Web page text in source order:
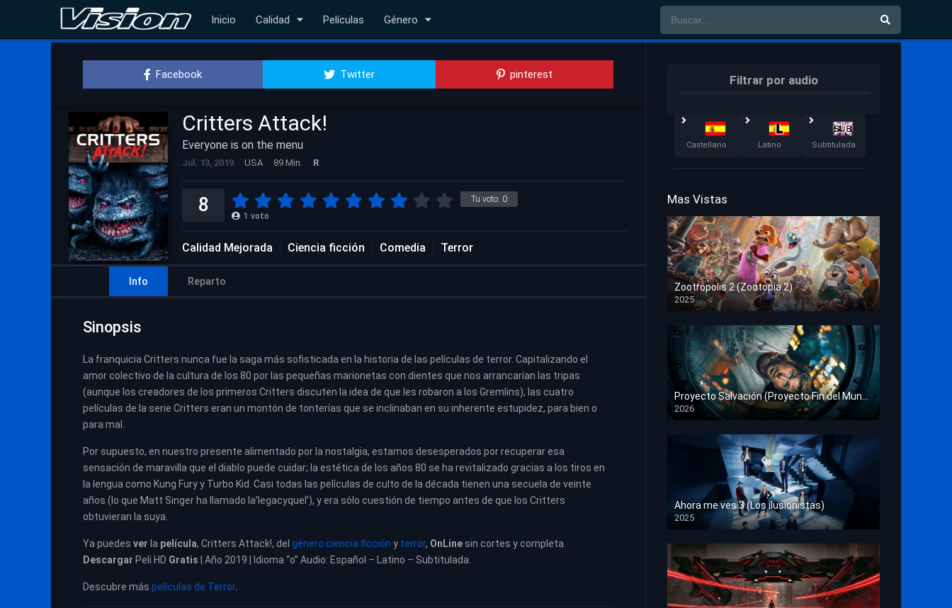
Inicio Calidad Películas Género
Facebook Twitter pinterest
Critters Attack!
Everyone is on the menu
Jul. 13, 2019 USA 89 Min. R
Tu voto: 0
8 1 voto
Calidad Mejorada Ciencia ficción Comedia Terror
Info Reparto
Sinopsis
La franquicia Critters nunca fue la saga más sofisticada en la historia de las películas de terror. Capitalizando el
amor colectivo de la cultura de los 80 por las pequeñas marionetas con dientes que nos arrancarían las tripas
(aunque los creadores de los primeros Critters discuten la idea de que les robaron a los Gremlins), las cuatro
películas de la serie Critters eran un montón de tonterías que se inclinaban en su inherente estupidez, para bien o
para mal.
Por supuesto, en nuestro presente alimentado por la nostalgia, estamos desesperados por recuperar esa
sensación de maravilla que el diablo puede cuidar; la estética de los años 80 se ha revitalizado gracias a los tiros en
la lengua como Kung Fury y Turbo Kid. Casi todas las películas de culto de la década tienen una secuela de veinte
años (lo que Matt Singer ha llamado la’legacyquel’), y era sólo cuestión de tiempo antes de que los Critters
obtuvieran la suya.
Ya puedes ver la película, Critters Attack!, del género ciencia ficción y terror, OnLine sin cortes y completa.
Descargar Peli HD Gratis | Año 2019 | Idioma “o” Audio: Español – Latino – Subtitulada.
Descubre más películas de Terror.
Filtrar por audio
Castellano Latino Subtitulada
Mas Vistas
Zootrópolis 2 (Zootopia 2)
2025
HD 1080p
Proyecto Salvación (Proyecto Fin del Mundo)
2026
HD 1080p
Ahora me ves 3 (Los ilusionistas)
2025
HD 1080p